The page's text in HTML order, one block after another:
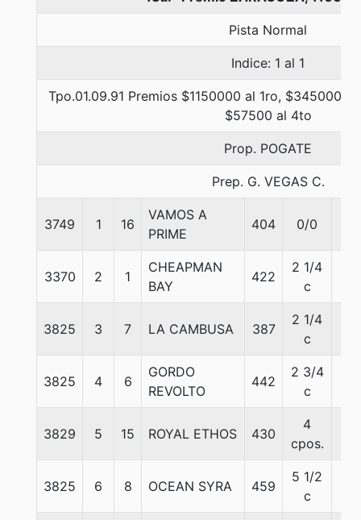
Pista Normal
Indice: 1 al 1
Tpo.01.09.91 Premios $1150000 al 1ro, $345000
$57500 al 4to
Prop. POGATE
Prep. G. VEGAS C.
3749 1 16
VAMOS A
PRIME
404 0/0
3370 2 1
CHEAPMAN
BAY
422
2 1/4
c
3825 3 7 LA CAMBUSA 387
2 1/4
c
3825 4 6
GORDO
REVOLTO
442
2 3/4
c
3829 5 15 ROYAL ETHOS 430
4
cpos.
3825 6 8 OCEAN SYRA 459
5 1/2
c